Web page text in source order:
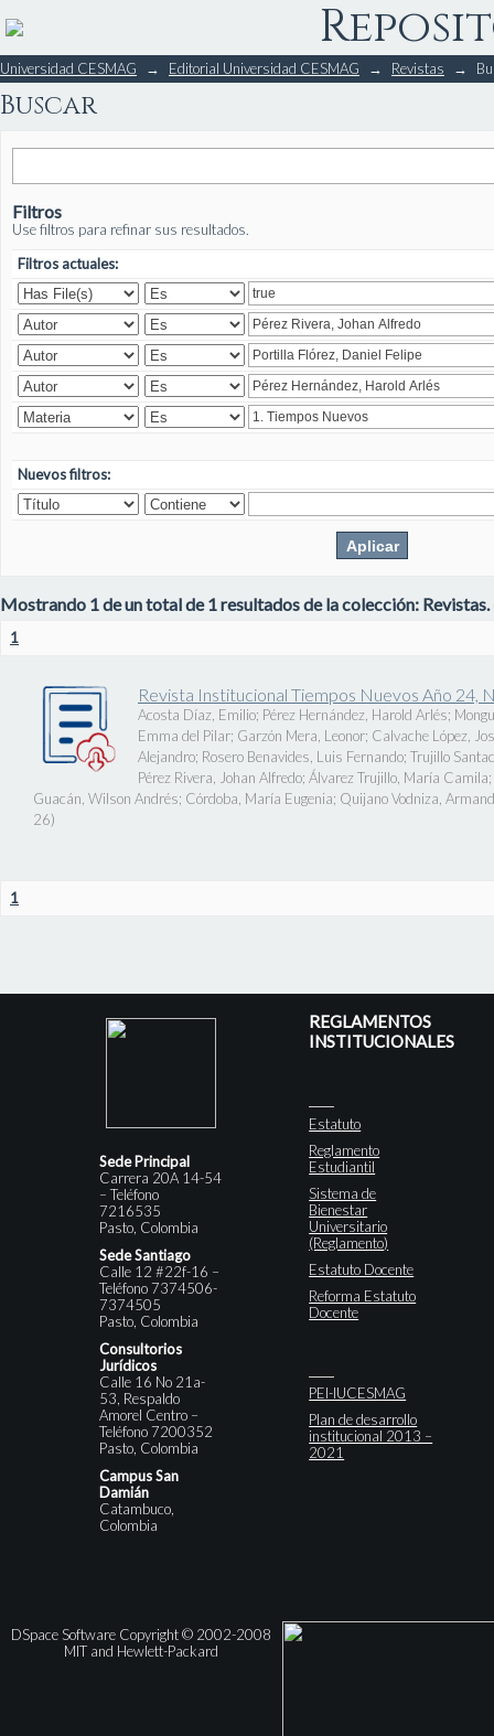
Buscar
Universidad CESMAG → Editorial Universidad CESMAG → Revistas →
Buscar
Filtros
Use filtros para refinar sus resultados.
Filtros actuales:
Nuevos filtros:
Mostrando 1 de un total de 1 resultados de la colección: Revistas.
1
Revista Institucional Tiempos Nuevos Año 24,
Acosta Díaz, Emilio; Pérez Hernández, Harold Arlés;
Emma del Pilar; Garzón Mera, Leonor; Calvache López,
Alejandro; Rosero Benavides, Luis Fernando; Trujillo
Pérez Rivera, Johan Alfredo; Álvarez Trujillo, María Camila;
Guacán, Wilson Andrés; Córdoba, María Eugenia; Quijano Vodniza,
26)
1
Sede Principal
Carrera 20A 14-54
– Teléfono
7216535
Pasto, Colombia
Sede Santiago
Calle 12 #22f-16 –
Teléfono 7374506-
7374505
Pasto, Colombia
Consultorios
Jurídicos
Calle 16 No 21a-
53, Respaldo
Amorel Centro –
Teléfono 7200352
Pasto, Colombia
Campus San
Damián
Catambuco,
Colombia
REGLAMENTOS
INSTITUCIONALES
Estatuto
Reglamento
Estudiantil
Sistema de
Bienestar
Universitario
(Reglamento)
Estatuto Docente
Reforma Estatuto
Docente
PEI-IUCESMAG
Plan de desarrollo
institucional 2013 –
2021
DSpace Software Copyright © 2002-2008
MIT and Hewlett-Packard